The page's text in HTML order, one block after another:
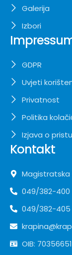
Galerija
Izbori
GDPR
Uvjeti
Privatnost
Politika
Izjava o
Kontakt
Magistratska
049/382-400
049/382-405
OIB: